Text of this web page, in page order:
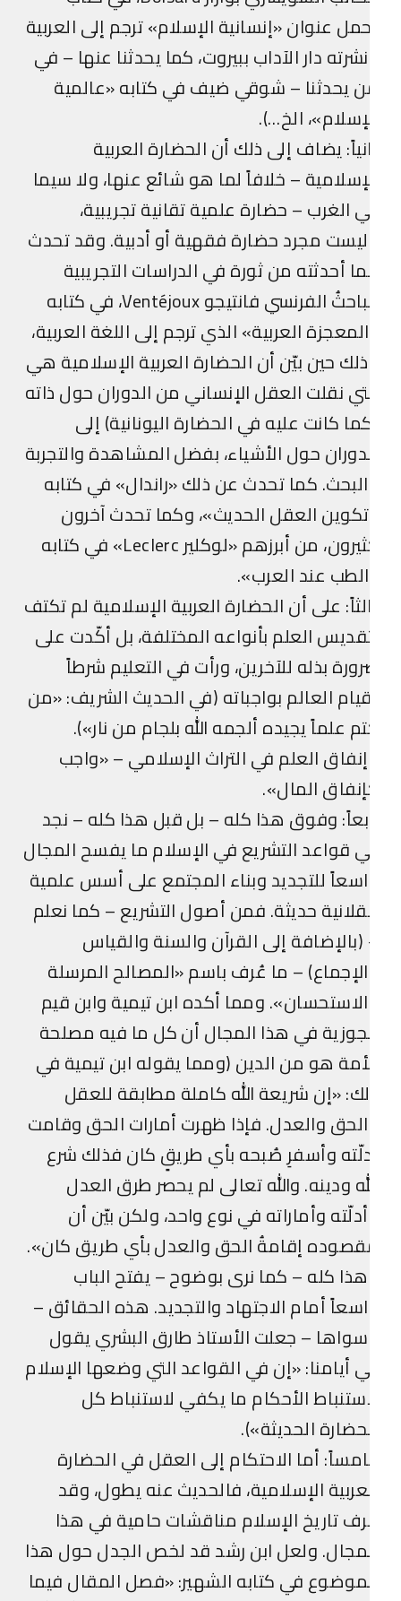
عنوان «إنسانية الإسلام» ترجم إلى العربية
دار الآداب ببيروت، كما يحدثنا عنها – في
يحدثنا – شوقي ضيف في كتابه «عالمية
الخ…).
يضاف إلى ذلك أن الحضارة العربية
– خلافاً لما هو شائع عنها، ولا سيما
الغرب – حضارة علمية تقانية تجريبية،
مجرد حضارة فقهية أو أدبية. وقد تحدث
أحدثته من ثورة في الدراسات التجريبية
الباحثُ الفرنسي فانتيجو Ventéjoux، في كتابه
العربية» الذي ترجم إلى اللغة العربية،
حين بيّن أن الحضارة العربية الإسلامية هي
نقلت العقل الإنساني من الدوران حول ذاته
كانت عليه في الحضارة اليونانية) إلى
حول الأشياء، بفضل المشاهدة والتجربة
كما تحدث عن ذلك «راندال» في كتابه
العقل الحديث»، وكما تحدث آخرون
كثيرون، من أبرزهم «لوكلير Leclerc» في كتابه
عند العرب».
على أن الحضارة العربية الإسلامية لم تكتف
العلم بأنواعه المختلفة، بل أكّدت على
بذله للآخرين، ورأت في التعليم شرطاً
العالم بواجباته (في الحديث الشريف: «من
علماً يجيده ألجمه الله بلجام من نار»).
العلم في التراث الإسلامي – «واجب
المال».
وفوق هذا كله – بل قبل هذا كله – نجد
قواعد التشريع في الإسلام ما يفسح المجال
للتجديد وبناء المجتمع على أسس علمية
حديثة. فمن أصول التشريع – كما نعلم
إلى القرآن والسنة والقياس
– ما عُرف باسم «المصالح المرسلة
ومما أكده ابن تيمية وابن قيم
في هذا المجال أن كل ما فيه مصلحة
هو من الدين (ومما يقوله ابن تيمية في
«إن شريعة الله كاملة مطابقة للعقل
والعدل. فإذا ظهرت أمارات الحق وقامت
وأسفرِ صُبحه بأي طريقٍ كان فذلك شرع
ودينه. والله تعالى لم يحصر طرق العدل
وأماراته في نوع واحد، ولكن بيّن أن
إقامةُ الحق والعدل بأي طريق كان».
كله – كما نرى بوضوح – يفتح الباب
أمام الاجتهاد والتجديد. هذه الحقائق –
– جعلت الأستاذ طارق البشري يقول
أيامنا: «إن في القواعد التي وضعها الإسلام
الأحكام ما يكفي لاستنباط كل
الحديثة»).
أما الاحتكام إلى العقل في الحضارة
الإسلامية، فالحديث عنه يطول، وقد
تاريخ الإسلام مناقشات حامية في هذا
ولعل ابن رشد قد لخص الجدل حول هذا
في كتابه الشهير: «فصل المقال فيما